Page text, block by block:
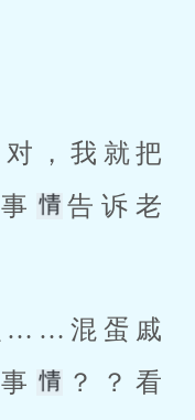
告诉老
？？看